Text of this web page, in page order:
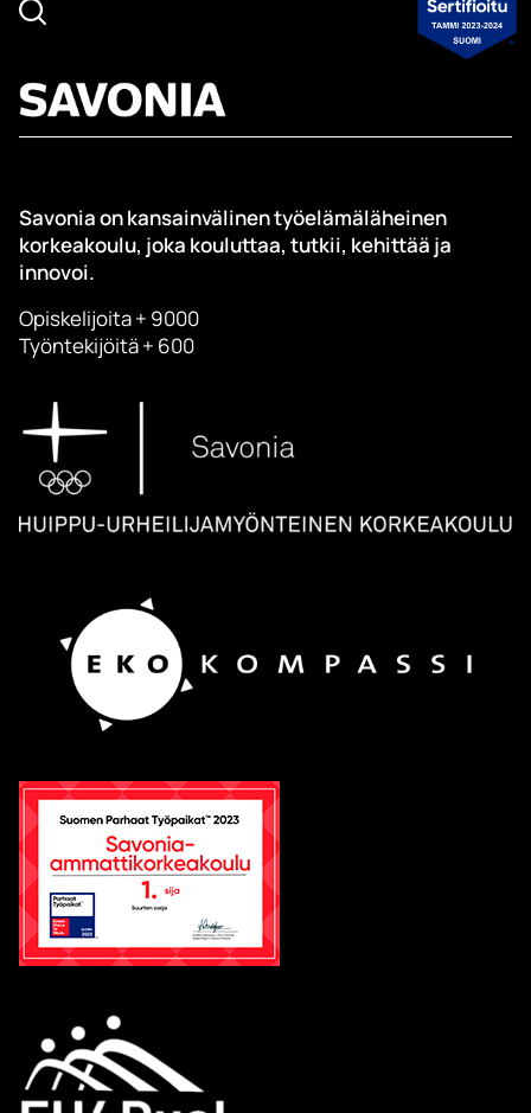
Savonia on kansainvälinen työelämäläheinen
korkeakoulu, joka kouluttaa, tutkii, kehittää ja
innovoi.
Opiskelijoita + 9000
Työntekijöitä + 600